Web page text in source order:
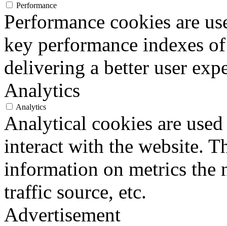
Performance
Performance cookies are
key performance indexes
delivering a better user
Analytics
Analytics
Analytical cookies are
interact with the website.
information on metrics the
traffic source, etc.
Advertisement